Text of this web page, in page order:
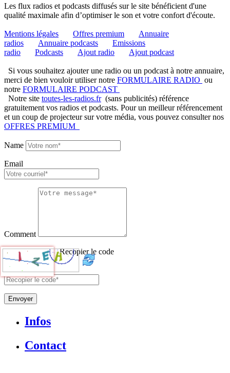
Les flux radios et podcasts diffusés sur le site bénéficient d'une
qualité maximale afin d’optimiser le son et votre confort d'écoute.
Mentions légales Offres premium
Annuaire
radios
Annuaire podcasts
Emissions
radio
Podcasts Ajout radio Ajout podcast
Si vous souhaitez ajouter une radio ou un podcast à notre annuaire,
merci de bien vouloir utiliser notre FORMULAIRE RADIO ou
notre FORMULAIRE PODCAST
Notre site toutes-les-radios.fr(sans publicités) référence
gratuitement vos radios et podcasts. Pour un meilleur référencement
et un coup de projecteur sur votre média, vous pouvez consulter nos
OFFRES PREMIUM
Name
Email
Comment
Recopier le code
Envoyer
Infos
Contact